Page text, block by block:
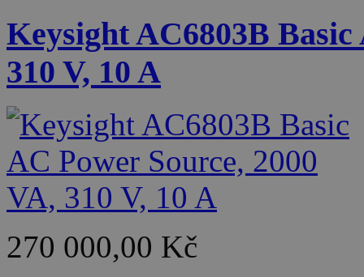
Keysight AC6803B Basic
310 V, 10 A
270 000,00 Kč